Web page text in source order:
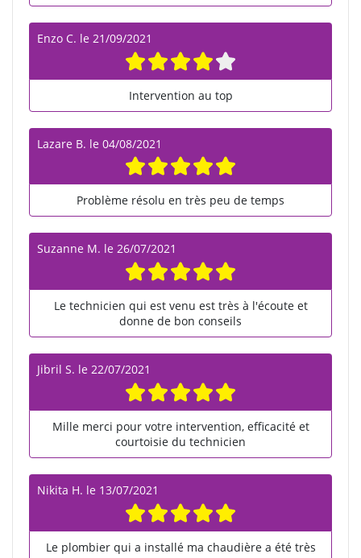
Enzo C. le 21/09/2021
Intervention au top
Lazare B. le 04/08/2021
Problème résolu en très peu de temps
Suzanne M. le 26/07/2021
Le technicien qui est venu est très à l'écoute et
donne de bon conseils
Jibril S. le 22/07/2021
Mille merci pour votre intervention, efficacité et
courtoisie du technicien
Nikita H. le 13/07/2021
Le plombier qui a installé ma chaudière a été très